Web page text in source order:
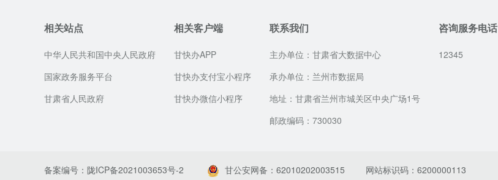
相关站点
中华人民共和国中央人民政府
国家政务服务平台
甘肃省人民政府
相关客户端
甘快办APP
甘快办支付宝小程序
甘快办微信小程序
联系我们
主办单位：甘肃省大数据中心
承办单位：兰州市数据局
地址：甘肃省兰州市城关区中央广场1号
邮政编码：730030
咨询服务电话
12345
备案编号：陇ICP备2021003653号-2 甘公安网备：62010202003515 网站标识码：6200000113